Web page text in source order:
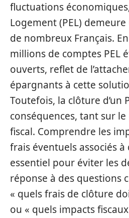
fluctuations
Logement (PEL)
de nombreux Français.
millions de comptes PEL
ouverts, reflet de
épargnants à cette
Toutefois, la clôture d’un
conséquences, tant sur
fiscal. Comprendre les
frais éventuels associés
essentiel pour éviter les
réponse à des questions
« quels frais de clôture
ou « quels impacts